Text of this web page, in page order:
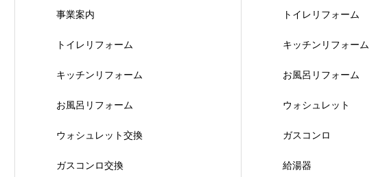
事業案内
トイレリフォーム
キッチンリフォーム
お風呂リフォーム
ウォシュレット交換
ガスコンロ交換
トイレリフォーム
キッチンリフォーム
お風呂リフォーム
ウォシュレット
ガスコンロ
給湯器